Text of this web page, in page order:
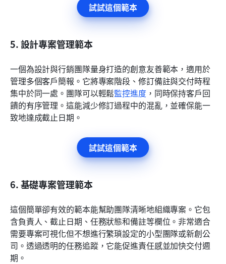
試試這個範本
5. 設計專案管理範本
一個為設計與行銷團隊量身打造的創意友善範本，適用於
管理多個客戶簡報。它將專案階段、修訂備註與交付時程
集中於同一處。團隊可以輕鬆監控進度，同時保持客戶回
饋的有序管理。這能減少修訂過程中的混亂，並確保能一
致地達成截止日期。
試試這個範本
6. 基礎專案管理範本
這個簡單卻有效的範本能幫助團隊清晰地組織專案。它包
含負責人、截止日期、任務狀態和備註等欄位。非常適合
需要專案可視化但不想進行繁瑣設定的小型團隊或新創公
司。透過透明的任務追蹤，它能促進責任感並加快交付週
期。